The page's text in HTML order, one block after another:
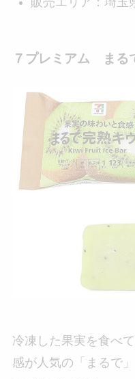
７プレミアム まる
冷凍した果実を食べ
感が人気の「まるで